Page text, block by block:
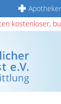
kostenloser,